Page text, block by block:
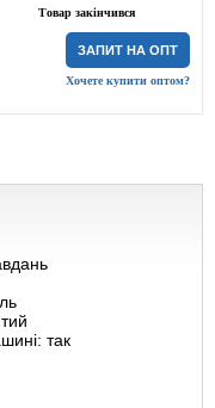
Товар закінчився
ЗАПИТ НА ОПТ
Хочете купити оптом?
так